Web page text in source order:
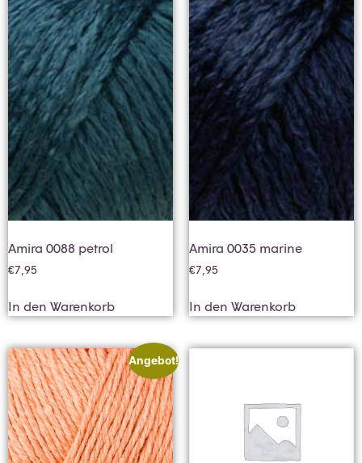
Amira 0088 petrol
€7,95
In den Warenkorb
Amira 0035 marine
€7,95
In den Warenkorb
Angebot!